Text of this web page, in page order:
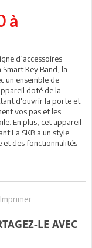
à
d’accessoires
Key Band, la
un ensemble de
doté de la
d'ouvrir la porte et
vos pas et les
En plus, cet appareil
SKB a un style
et des fonctionnalités
Imprimer
LE AVEC